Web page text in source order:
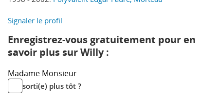
Signaler le profil
Enregistrez-vous gratuitement pour en
savoir plus sur Willy :
Madame Monsieur
sorti(e) plus tôt ?